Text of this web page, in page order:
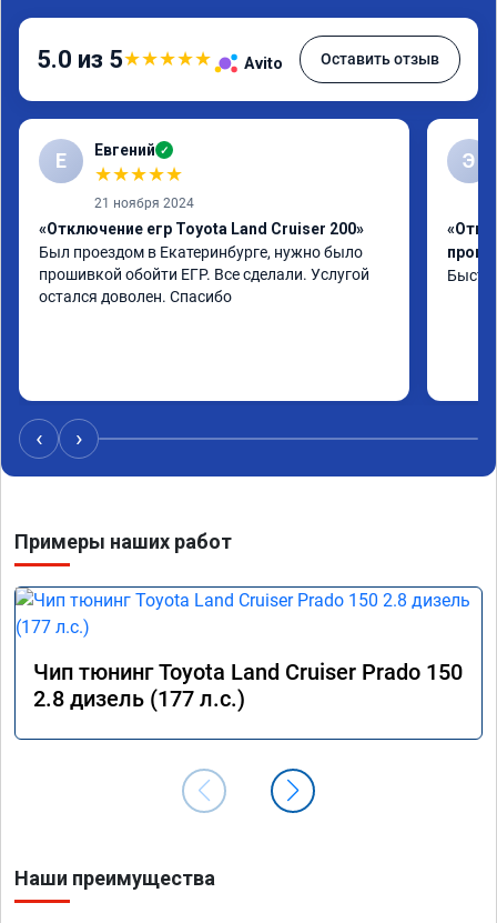
5.0 из 5★★★★★ Avito Оставить отзыв
Е Евгений ✓
★★★★★
21 ноября 2024
«Отключение егр Toyota Land Cruiser 200»
Был проездом в Екатеринбурге, нужно было
прошивкой обойти ЕГР. Все сделали. Услугой
остался доволен. Спасибо
Э
‹ ›
Примеры наших работ
Чип тюнинг Toyota Land Cruiser Prado 150
2.8 дизель (177 л.с.)
Наши преимущества